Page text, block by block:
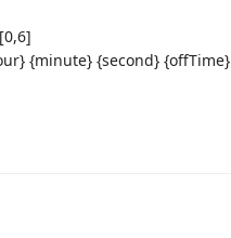
{minute} {second} {offTime}